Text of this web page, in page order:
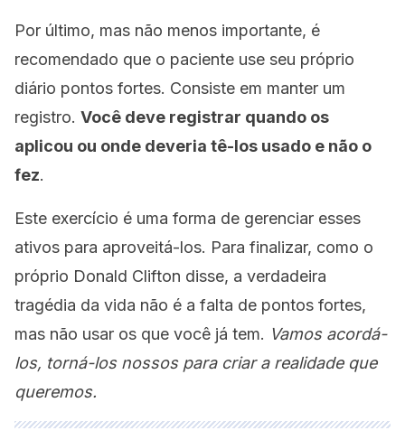
Por último, mas não menos importante, é
recomendado que o paciente use seu próprio
diário pontos fortes. Consiste em manter um
registro. Você deve registrar quando os
aplicou ou onde deveria tê-los usado e não o
fez.
Este exercício é uma forma de gerenciar esses
ativos para aproveitá-los. Para finalizar, como o
próprio Donald Clifton disse, a verdadeira
tragédia da vida não é a falta de pontos fortes,
mas não usar os que você já tem. Vamos acordá-
los, torná-los nossos para criar a realidade que
queremos.